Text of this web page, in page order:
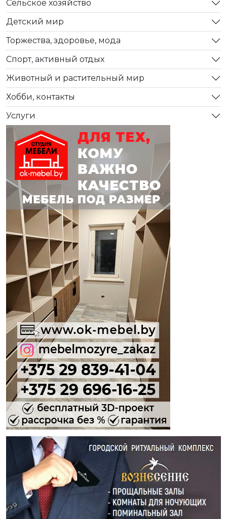
Сельское хозяйство
Детский мир
Торжества, здоровье, мода
Спорт, активный отдых
Животный и растительный мир
Хобби, контакты
Услуги